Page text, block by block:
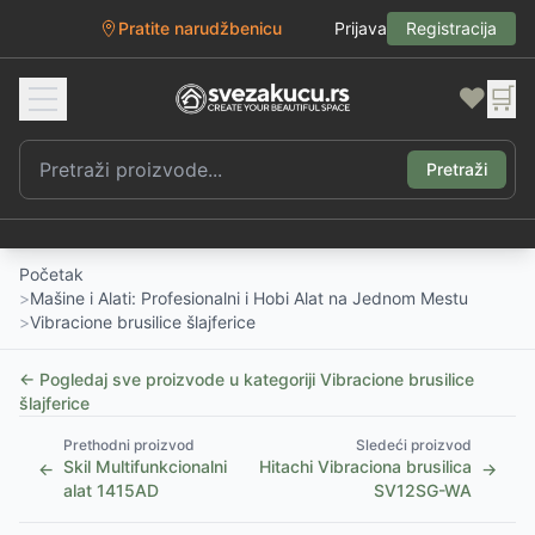
Pratite narudžbenicu Prijava Registracija
❤️ 🛒
Pretraži
Početak
>Mašine i Alati: Profesionalni i Hobi Alat na Jednom Mestu
>Vibracione brusilice šlajferice
← Pogledaj sve proizvode u kategoriji Vibracione brusilice
šlajferice
←
Prethodni proizvod
Skil Multifunkcionalni
alat 1415AD
Sledeći proizvod
Hitachi Vibraciona brusilica
SV12SG-WA
→